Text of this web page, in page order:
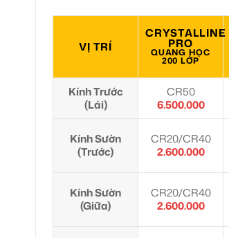
VỊ TRÍ
CRYSTALLINE
PRO
QUANG HỌC
200 LỚP
Kính Trước
(Lái)
CR50
6.500.000
Kính Sườn
(Trước)
CR20/CR40
2.600.000
Kính Sườn
(Giữa)
CR20/CR40
2.600.000